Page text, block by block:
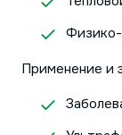
Физико-
Применение и